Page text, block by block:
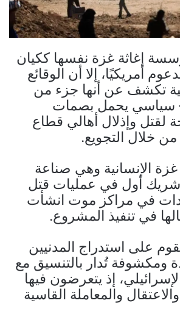
إغاثة غزة نفسها ككيان
أمريكيًا، إلا أن الوقائع
تكشف عن أنها جزء من
سياسي يحمل بصمات
لقتل وإذلال أهالي قطاع
خلال التجويع.
الإنسانية وهي صناعة
شريك أول في عمليات قتل
في مراكز موت انشأت
في تنفيذ المشروع.
على استدراج المدنيين
ومكشوفة تُدار بالتنسيق مع
إذ يتعرضون فيها
والمعاملة القاسية